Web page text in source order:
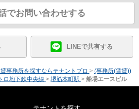
でお問い合わせする
LINEで共有する
事務所を探すならテナントプロ > (事務所(賃貸))
ロ地下鉄中央線 > 堺筋本町駅 > 船場エースビル